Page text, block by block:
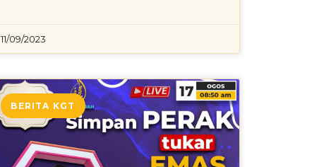
11/09/2023
BERITA KGT